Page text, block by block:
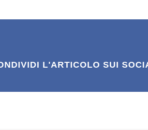
L'ARTICOLO SUI